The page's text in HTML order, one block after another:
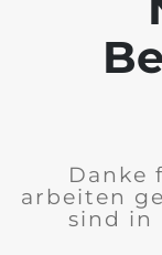
Danke
arbeiten
sind in